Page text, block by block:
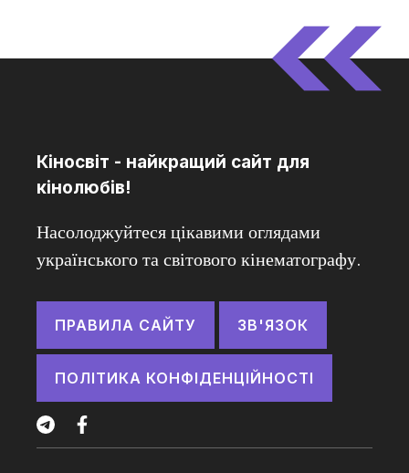
Кіносвіт - найкращий сайт для
кінолюбів!
Насолоджуйтеся цікавими оглядами
українського та світового кінематографу.
ПРАВИЛА САЙТУ ЗВ'ЯЗОК
ПОЛІТИКА КОНФІДЕНЦІЙНОСТІ